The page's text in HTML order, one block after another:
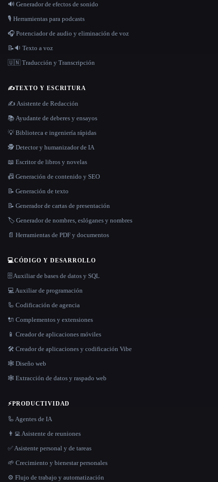
🔊 Generador de efectos de sonido
🎙️ Herramientas para podcasts
🎧 Potenciador de audio y eliminación de voz
📝🔉 Texto a voz
🇺🇳 Traducción y Transcripción
✍️TEXTO Y ESCRITURA
✍️ Asistente de Redacción
📚 Ayudante de deberes y ensayos
💡 Biblioteca e ingeniería rápidas
🕵️ Detector y humanizador de IA
📖 Escritor de libros y novelas
📠 Generación de contenido y SEO
📝 Generación de texto
📝 Generador de cartas de presentación
🏷️ Generador de nombres, eslóganes y nombres
📄 Herramientas de PDF y documentos
💻CÓDIGO Y DESARROLLO
🗄️ Auxiliar de bases de datos y SQL
💻 Auxiliar de programación
🦾 Codificación de agencia
🔌 Complementos y extensiones
📱 Creador de aplicaciones móviles
🛠️ Creador de aplicaciones y codificación Vibe
🕸 Diseño web
🕸️ Extracción de datos y raspado web
⚡PRODUCTIVIDAD
🦾 Agentes de IA
👨‍💻 Asistente de reuniones
✅ Asistente personal y de tareas
🌱 Crecimiento y bienestar personales
⚙️ Flujo de trabajo y automatización